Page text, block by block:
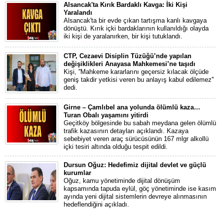
Alsancak'ta Kırık Bardaklı Kavga: İki Kişi
Yaralandı
Alsancak'ta bir evde çıkan tartışma kanlı kavgaya
dönüştü. Kırık içki bardaklarının kullanıldığı olayda
iki kişi de yaralanırken, bir kişi tutuklandı.
CTP, Cezaevi Disiplin Tüzüğü’nde yapılan
değişiklikleri Anayasa Mahkemesi’ne taşıdı
Kişi, ''Mahkeme kararlarını geçersiz kılacak ölçüde
geniş takdir yetkisi veren bu anlayış kabul edilemez''
dedi.
Girne – Çamlıbel ana yolunda ölümlü kaza…
Turan Obalı yaşamını yitirdi
Geçitköy bölgesinde bu sabah meydana gelen ölümlü
trafik kazasının detayları açıklandı. Kazaya
sebebiyet veren araç sürücüsünün 167 mlgr alkollü
içki tesiri altında olduğu tespit edildi.
Dursun Oğuz: Hedefimiz dijital devlet ve güçlü
kurumlar
Oğuz, kamu yönetiminde dijital dönüşüm
kapsamında tapuda eylül, göç yönetiminde ise kasım
ayında yeni dijital sistemlerin devreye alınmasının
hedeflendiğini açıkladı.